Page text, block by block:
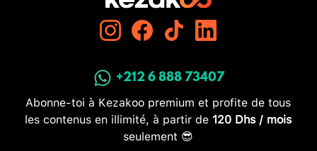
+212 6 888 73407
Abonne-toi à Kezakoo premium et profite de tous
les contenus en illimité, à partir de 120 Dhs / mois
seulement 😎